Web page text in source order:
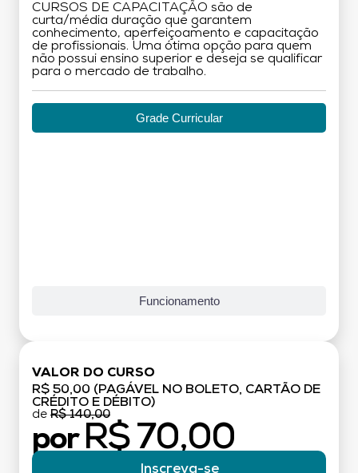
CURSOS DE CAPACITAÇÃO são de
curta/média duração que garantem
conhecimento, aperfeiçoamento e capacitação
de profissionais. Uma ótima opção para quem
não possui ensino superior e deseja se qualificar
para o mercado de trabalho.
Grade Curricular
Funcionamento
VALOR DO CURSO
R$ 50,00 (PAGÁVEL NO BOLETO, CARTÃO DE
CRÉDITO E DÉBITO)
de R$ 140,00
por R$ 70,00
Inscreva-se